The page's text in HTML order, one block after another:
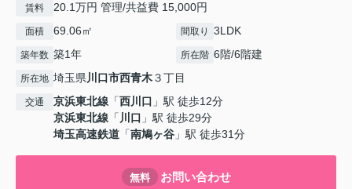
賃料 20.1万円 管理/共益費 15,000円
面積 69.06㎡ 間取り 3LDK
築年数 築1年 所在階 6階/6階建
所在地 埼玉県川口市西青木３丁目
交通 京浜東北線 「西川口 」駅 徒歩12分
京浜東北線 「 川口 」駅 徒歩29分
埼玉高速鉄道 「南鳩ヶ谷 」駅 徒歩31分
無料 お問い合わせ